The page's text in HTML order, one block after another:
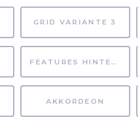
GRID VARIANTE 3
FEATURES HINTERGRUND
AKKORDEON